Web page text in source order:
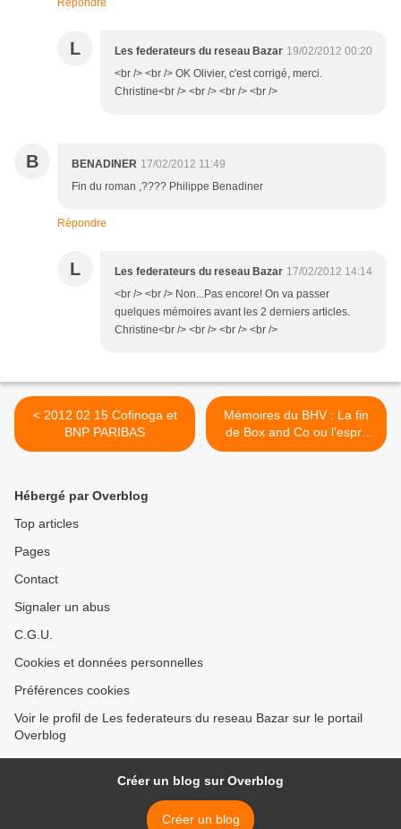
L Les federateurs du reseau Bazar 19/02/2012 00:20
<br /> <br /> OK Olivier, c'est corrigé, merci.
Christine<br /> <br /> <br /> <br />
B BENADINER 17/02/2012 11:49
Fin du roman ,???? Philippe Benadiner
Répondre
L Les federateurs du reseau Bazar 17/02/2012 14:14
<br /> <br /> Non...Pas encore! On va passer
quelques mémoires avant les 2 derniers articles.
Christine<br /> <br /> <br /> <br />
< 2012 02 15 Cofinoga et
BNP PARIBAS
Mémoires du BHV : La fin
de Box and Co ou l’esprit
d’équipe par Martine Parent
Hébergé par Overblog
Top articles
Pages
Contact
Signaler un abus
C.G.U.
Cookies et données personnelles
Préférences cookies
Voir le profil de Les federateurs du reseau Bazar sur le portail
Overblog
Créer un blog sur Overblog
Créer un blog